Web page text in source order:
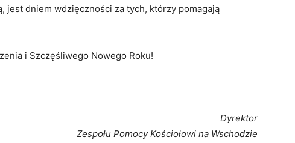
jest dniem wdzięczności za tych, którzy pomagają
i Szczęśliwego Nowego Roku!
Dyrektor
Zespołu Pomocy Kościołowi na Wschodzie